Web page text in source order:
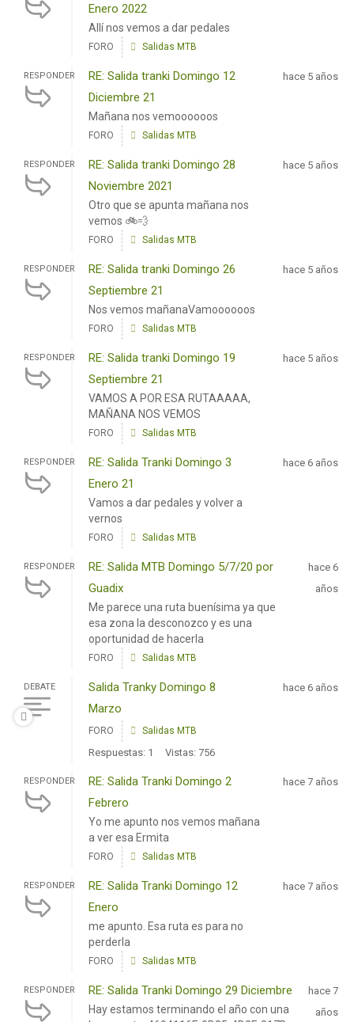
Enero 2022
Allí nos vemos a dar pedales
FORO Salidas MTB
RESPONDER
RE: Salida tranki Domingo 12
Diciembre 21
Mañana nos vemoooooos
hace 5 años
FORO Salidas MTB
RESPONDER
RE: Salida tranki Domingo 28
Noviembre 2021
Otro que se apunta mañana nos
vemos 🚲💨
hace 5 años
FORO Salidas MTB
RESPONDER
RE: Salida tranki Domingo 26
Septiembre 21
Nos vemos mañanaVamoooooos
hace 5 años
FORO Salidas MTB
RESPONDER
RE: Salida tranki Domingo 19
Septiembre 21
VAMOS A POR ESA RUTAAAAA,
MAÑANA NOS VEMOS
hace 5 años
FORO Salidas MTB
RESPONDER
RE: Salida Tranki Domingo 3
Enero 21
Vamos a dar pedales y volver a
vernos
hace 6 años
FORO Salidas MTB
RESPONDER
RE: Salida MTB Domingo 5/7/20 por
Guadix
Me parece una ruta buenísima ya que
esa zona la desconozco y es una
oportunidad de hacerla
hace 6
años
FORO Salidas MTB
DEBATE
Salida Tranky Domingo 8
Marzo
hace 6 años
FORO Salidas MTB
Respuestas: 1 Vistas: 756
RESPONDER
RE: Salida Tranki Domingo 2
Febrero
Yo me apunto nos vemos mañana
a ver esa Ermita
hace 7 años
FORO Salidas MTB
RESPONDER
RE: Salida Tranki Domingo 12
Enero
me apunto. Esa ruta es para no
perderla
hace 7 años
FORO Salidas MTB
RESPONDER RE: Salida Tranki Domingo 29 Diciembre
Hay estamos terminando el año con una
hace 7
años